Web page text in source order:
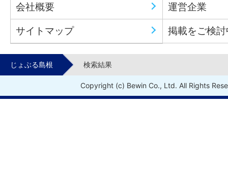
会社概要 運営企業
サイトマップ 掲載をご検
じょぶる島根 検索結果
Copyright (c) Bewin Co., Ltd. All Rights